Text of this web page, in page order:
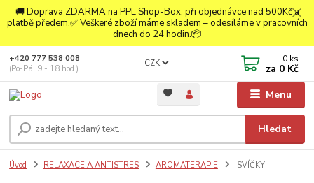
🚚 Doprava ZDARMA na PPL Shop-Box, při objednávce nad 500Kč a
platbě předem.✅ Veškeré zboží máme skladem – odesíláme v pracovních
dnech do 24 hodin.📦
Menu
CZK
Hledat
+420 777 538 008
(Po-Pá, 9 - 18 hod.)
0 ks
za 0 Kč
Úvod RELAXACE A ANTISTRES AROMATERAPIE SVÍČKY